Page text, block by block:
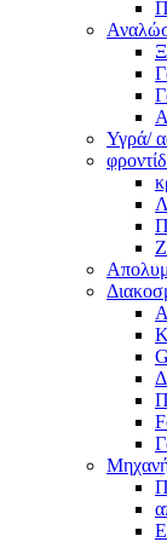
Υγρά/